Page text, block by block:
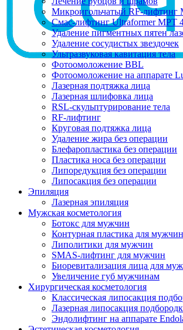
Микроигольчатый RF-лифтинг
Смас-лифтинг Ultraformer MPT
Удаление пигментных пятен
Удаление сосудистых звездочек
Ультразвуковая кавитация тела
Фотоомоложение BBL
Фотоомоложение на аппарате
Лазерная подтяжка лица
Лазерная шлифовка лица
RSL-скульптурирование тела
RF-лифтинг
Круговая подтяжка лица
Удаление жира без операции
Блефаропластика без операции
Пластика носа без операции
Липоредукция без операции
Липосакция без операции
Эпиляция
Лазерная эпиляция
Мужская косметология
Ботокс для мужчин
Контурная пластика для мужчин
Липолитики для мужчин
SMAS-лифтинг для мужчин
Биоревитализация лица для
Увеличение губ мужчинам
Хирургическая косметология
Классическая липосакция
Лазерная липосакция
Эндолифтинг на аппарате